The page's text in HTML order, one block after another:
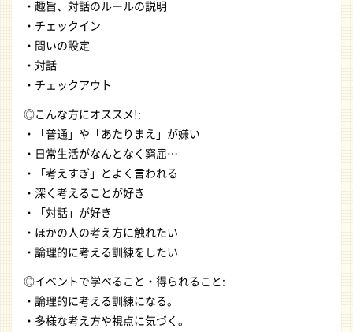
・趣旨、対話のルールの説明
・チェックイン
・問いの設定
・対話
・チェックアウト
◎こんな方にオススメ!:
・「普通」や「あたりまえ」が嫌い
・日常生活がなんとなく窮屈…
・「考えすぎ」とよく言われる
・深く考えることが好き
・「対話」が好き
・ほかの人の考え方に触れたい
・論理的に考える訓練をしたい
◎イベントで学べること・得られること:
・論理的に考える訓練になる。
・多様な考え方や視点に気づく。